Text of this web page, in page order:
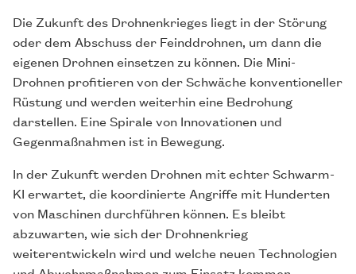
Die Zukunft des Drohnenkrieges liegt in der Störung
oder dem Abschuss der Feinddrohnen, um dann die
eigenen Drohnen einsetzen zu können. Die Mini-
Drohnen profitieren von der Schwäche konventioneller
Rüstung und werden weiterhin eine Bedrohung
darstellen. Eine Spirale von Innovationen und
Gegenmaßnahmen ist in Bewegung.
In der Zukunft werden Drohnen mit echter Schwarm-
KI erwartet, die koordinierte Angriffe mit Hunderten
von Maschinen durchführen können. Es bleibt
abzuwarten, wie sich der Drohnenkrieg
weiterentwickeln wird und welche neuen Technologien